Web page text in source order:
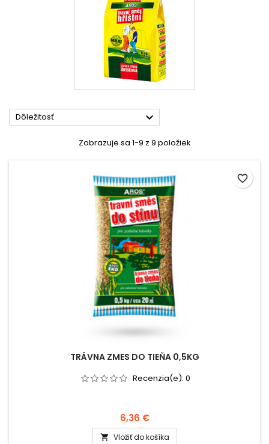
Dôležitosť 
Zobrazuje sa 1-9 z 9 položiek
TRÁVNA ZMES DO TIEŇA 0,5KG
Recenzia(e): 0
6,36 €
 Vložiť do košíka
favorite_border